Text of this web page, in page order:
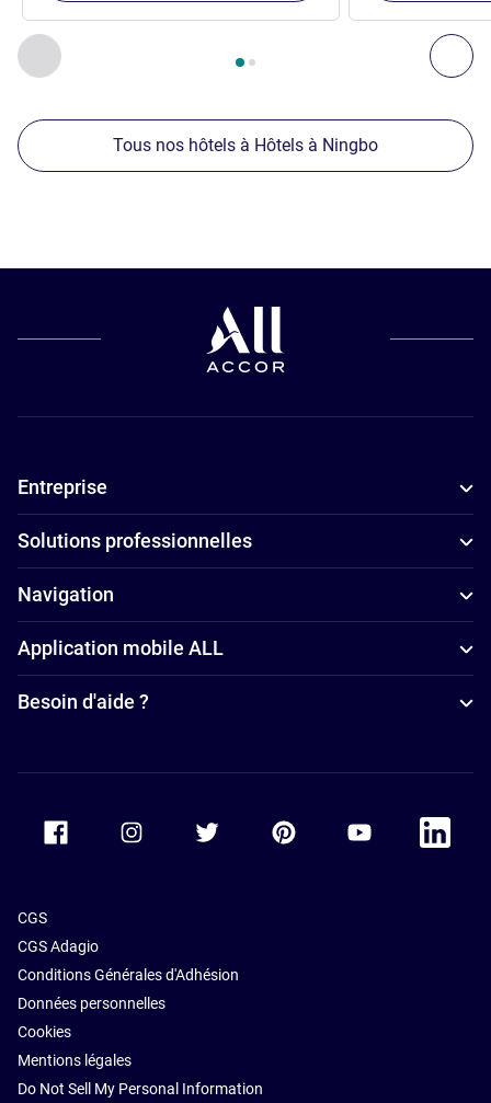
Précédent - Nos autres établissements à proximité
Page , Nos autres établissements à proximité 1 :,
Tous nos hôtels à Hôtels à Ningbo
Entreprise
Solutions professionnelles
Navigation
Application mobile ALL
Besoin d'aide ?
Accor Facebook Accor TwitterAccor PinterestAccor Youtube
Accor
CGS
CGS Adagio
Conditions Générales d'Adhésion
Données personnelles
Cookies
Mentions légales
Do Not Sell My Personal Information